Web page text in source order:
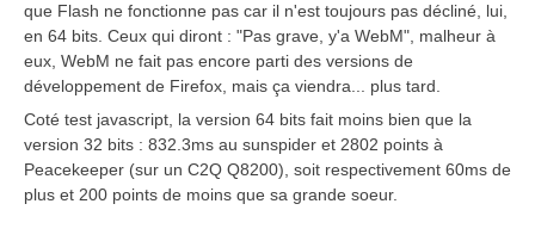
que Flash ne fonctionne pas car il n'est toujours pas décliné, lui,
en 64 bits. Ceux qui diront : "Pas grave, y'a WebM", malheur à
eux, WebM ne fait pas encore parti des versions de
développement de Firefox, mais ça viendra... plus tard.
Coté test javascript, la version 64 bits fait moins bien que la
version 32 bits : 832.3ms au sunspider et 2802 points à
Peacekeeper (sur un C2Q Q8200), soit respectivement 60ms de
plus et 200 points de moins que sa grande soeur.